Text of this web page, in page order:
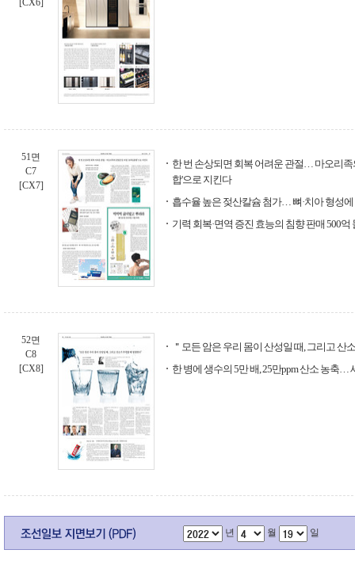
[CX6]
51면
C7
[CX7]
한 번 손상되면 회복 어려운 관절… 마오리
합'으로 지킨다
흡수율 높은 젖산칼슘 첨가… 뼈·치아 형성에
기력 회복·면역 증진 효능의 침향 판매 500억
52면
C8
[CX8]
＂모든 암은 우리 몸이 산성일 때, 그리고 산
한 병에 생수의 5만 배, 25만ppm 산소 농축…
년 월 일